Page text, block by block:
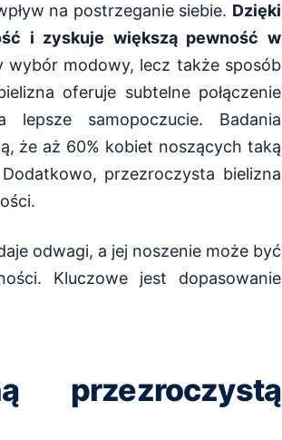
na postrzeganie siebie. Dzięki
i zyskuje większą pewność w
wybór modowy, lecz także sposób
oferuje subtelne połączenie
samopoczucie. Badania
że aż 60% kobiet noszących taką
przezroczysta bielizna
odwagi, a jej noszenie może być
Kluczowe jest dopasowanie
przezroczystą